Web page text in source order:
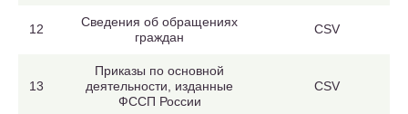
12
Сведения об обращениях
граждан
CSV
13
Приказы по основной
деятельности, изданные
ФССП России
CSV